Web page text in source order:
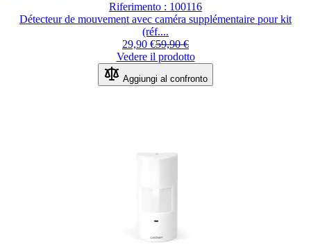
Riferimento : 100116
Détecteur de mouvement avec caméra supplémentaire pour kit
(réf....
29,90 €59,90 €
Vedere il prodotto
Aggiungi al confronto